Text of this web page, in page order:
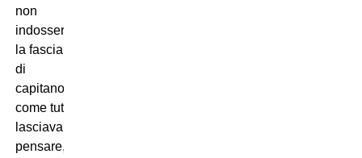
non
indosserà
la fascia
di
capitano
come tutto
lasciava
pensare,